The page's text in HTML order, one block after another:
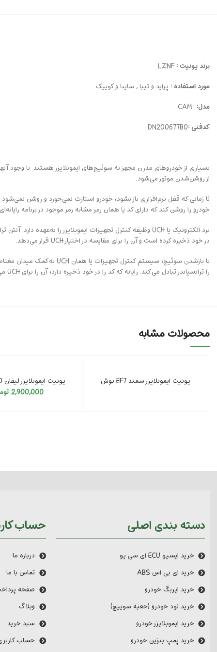
برند یونیت :
مورد استفاده : پراید و تیبا , ساینا و کوییک
مدل:
کدفنی :DN200677B0
بسیاری از خودروهای مدرن مجهز به سوئیچ‌های ایموبلایزر هستند. با وجود
از روشن‌شدن موتور می‌شود.
تا زمانی که قفل نرم‌افزاری باز نشود، خودرو استارت نمی‌خورد و روشن
خودرو را روشن کند که دارای کد یا همان رمز مشابه رمز موجود در برنامه
در خود ذخیره کرده است و آن را برای مقایسه در اختیار UCH قرار می‌دهد.
با بازشدن سوئیچ، سیستم کنترل تجهیزات یا همان UCH به‌کمک میدان مغناطیسی از چیپی در
را ترانسپاندر تبادل می‌کند. رایانه که کد را در خود ذخیره دارد، آن را برای UCH می‌فرستد. اگر کدها با یکدیگر مطابقت داشته باشند، موتور مجوز روشن‌شدن را از ECU می‌گیرد.
محصولات مشابه
تمام شد
یونیت ایموبلایزر سمند EF7 بوش
یونیت ایموبلایزر لیفان 520 و 620
2,900,000
دسته بندی اصلی
خرید ایسیو ECU ای سی یو
خرید ای بی اس ABS
خرید ایربگ خودرو
خرید نود خودرو (جعبه سوییچ)
خرید ایموبلایزر خودرو
خرید پمپ بنزین خودرو
حساب
درباره ما
تماس با ما
صفحه
وبلاگ
سبد خرید
حساب